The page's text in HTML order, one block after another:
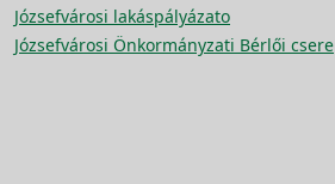
Józsefvárosi lakáspályázato
Józsefvárosi Önkormányzati Bérlői csere